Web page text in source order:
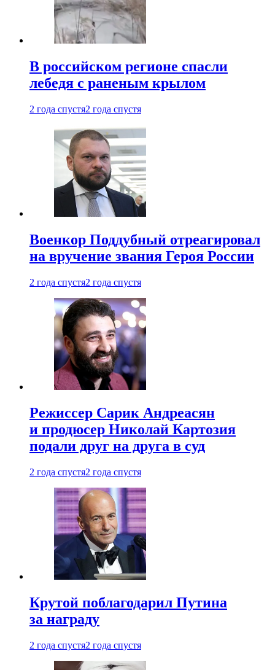
В российском регионе спасли
лебедя с раненым крылом
2 года спустя2 года спустя
Военкор Поддубный отреагировал
на вручение звания Героя России
2 года спустя2 года спустя
Режиссер Сарик Андреасян
и продюсер Николай Картозия
подали друг на друга в суд
2 года спустя2 года спустя
Крутой поблагодарил Путина
за награду
2 года спустя2 года спустя